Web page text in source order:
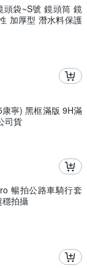
頭袋~S號 鏡頭筒 鏡
加厚型 潛水料保護
寧) 黑框滿版 9H滿
司貨
暢拍公路車騎行套
拍攝